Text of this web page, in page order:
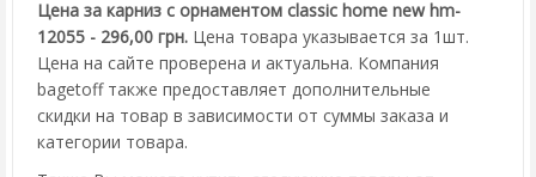
Цена за карниз с орнаментом classic home new hm-
12055 - 296,00 грн. Цена товара указывается за 1шт.
Цена на сайте проверена и актуальна. Компания
bagetoff также предоставляет дополнительные
скидки на товар в зависимости от суммы заказа и
категории товара.